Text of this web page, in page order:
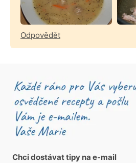
Odpovědět
Chci dostávat tipy na e-mail